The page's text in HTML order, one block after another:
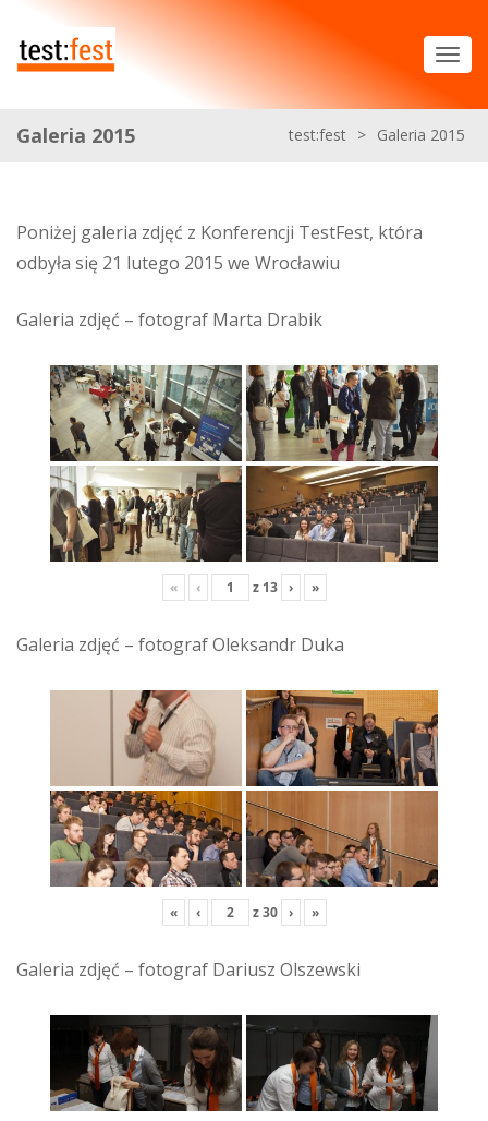
Galeria 2015 test:fest > Galeria 2015
Poniżej galeria zdjęć z Konferencji TestFest, która
odbyła się 21 lutego 2015 we Wrocławiu
Galeria zdjęć – fotograf Marta Drabik
« ‹ z 13 › »
Galeria zdjęć – fotograf Oleksandr Duka
« ‹ z30 › »
Galeria zdjęć – fotograf Dariusz Olszewski